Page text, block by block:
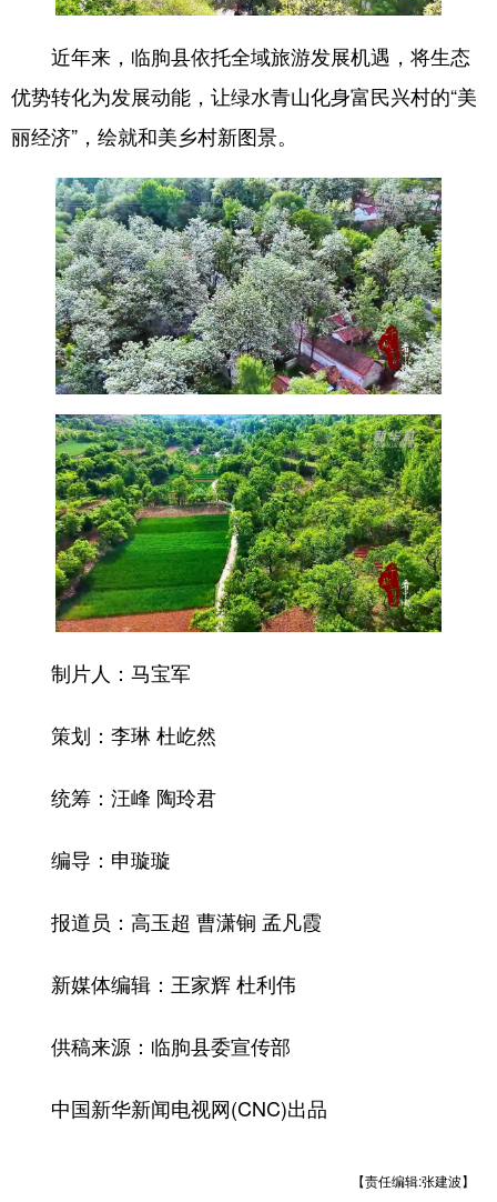
近年来，临朐县依托全域旅游发展机遇，将生态
优势转化为发展动能，让绿水青山化身富民兴村的“美
丽经济”，绘就和美乡村新图景。
制片人：马宝军
策划：李琳 杜屹然
统筹：汪峰 陶玲君
编导：申璇璇
报道员：高玉超 曹潇锏 孟凡霞
新媒体编辑：王家辉 杜利伟
供稿来源：临朐县委宣传部
中国新华新闻电视网(CNC)出品
【责任编辑:张建波】